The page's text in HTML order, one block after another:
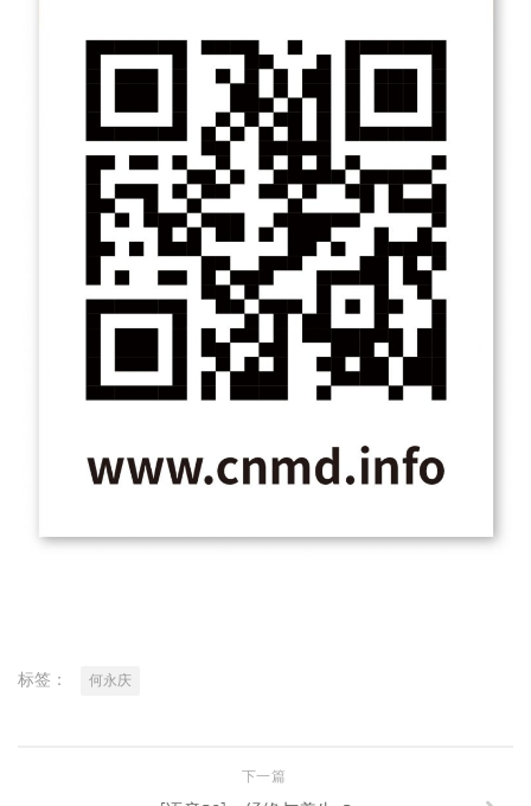
标签： 何永庆
下一篇